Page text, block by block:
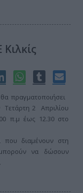
πραγματοποιήσει
Τετάρτη 2 Απριλίου
π.μ έως 12.30 στο
που διαμένουν στη
να δώσουν